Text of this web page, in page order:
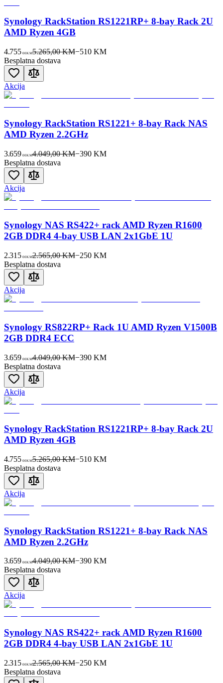
Synology RackStation RS1221RP+ 8-bay Rack 2U
AMD Ryzen 4GB
4.755 00KM5.265,00 KM−510KM
Besplatna dostava
Akcija
Synology RackStation RS1221+ 8-bay Rack NAS
AMD Ryzen 2.2GHz
3.659 00KM4.049,00 KM−390KM
Besplatna dostava
Akcija
Synology NAS RS422+ rack AMD Ryzen R1600
2GB DDR4 4-bay USB LAN 2x1GbE 1U
2.315 00KM2.565,00 KM−250KM
Besplatna dostava
Akcija
Synology RS822RP+ Rack 1U AMD Ryzen V1500B
2GB DDR4 ECC
3.659 00KM4.049,00 KM−390KM
Besplatna dostava
Akcija
Synology RackStation RS1221RP+ 8-bay Rack 2U
AMD Ryzen 4GB
4.755 00KM5.265,00 KM−510KM
Besplatna dostava
Akcija
Synology RackStation RS1221+ 8-bay Rack NAS
AMD Ryzen 2.2GHz
3.659 00KM4.049,00 KM−390KM
Besplatna dostava
Akcija
Synology NAS RS422+ rack AMD Ryzen R1600
2GB DDR4 4-bay USB LAN 2x1GbE 1U
2.315 00KM2.565,00 KM−250KM
Besplatna dostava